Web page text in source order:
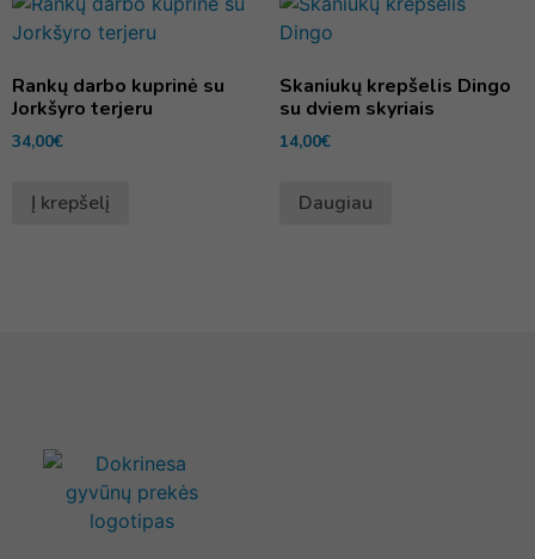
Rankų darbo kuprinė su
Jorkšyro terjeru
34,00€
Į krepšelį
Skaniukų krepšelis Dingo
su dviem skyriais
14,00€
Daugiau